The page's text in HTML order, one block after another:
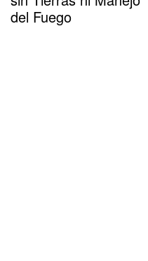
del Fuego